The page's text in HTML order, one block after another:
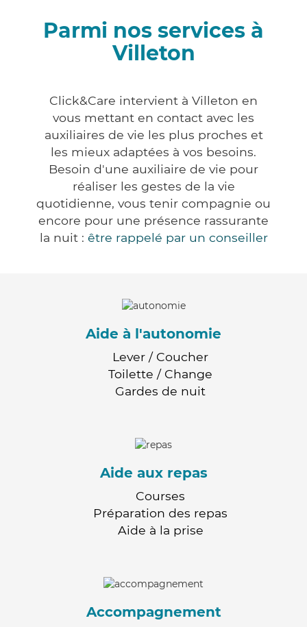
Parmi nos services à
Villeton
Click&Care intervient à Villeton en
vous mettant en contact avec les
auxiliaires de vie les plus proches et
les mieux adaptées à vos besoins.
Besoin d'une auxiliaire de vie pour
réaliser les gestes de la vie
quotidienne, vous tenir compagnie ou
encore pour une présence rassurante
la nuit : être rappelé par un conseiller
Aide à l'autonomie
Lever / Coucher
Toilette / Change
Gardes de nuit
Aide aux repas
Courses
Préparation des repas
Aide à la prise
Accompagnement